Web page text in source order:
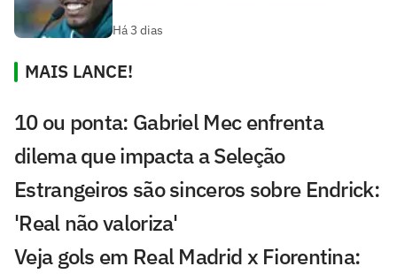
Há 3 dias
MAIS LANCE!
10 ou ponta: Gabriel Mec enfrenta
dilema que impacta a Seleção
Estrangeiros são sinceros sobre Endrick:
'Real não valoriza'
Veja gols em Real Madrid x Fiorentina: